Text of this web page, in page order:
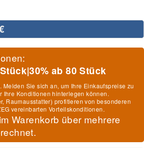
|30% ab 80 Stück
Sie sich an, um Ihre Einkaufspreise zu
Ihre Konditionen hinterlegen können.
Raumausstatter) profitieren von besonderen
vereinbarten Vorteilskonditionen.
Warenkorb über mehrere